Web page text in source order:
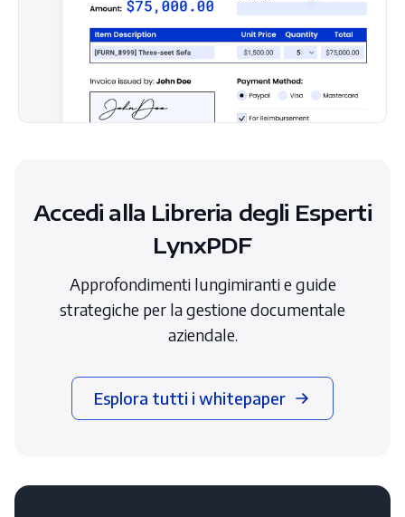
Accedi alla Libreria degli Esperti
LynxPDF
Approfondimenti lungimiranti e guide
strategiche per la gestione documentale
aziendale.
Esplora tutti i whitepaper